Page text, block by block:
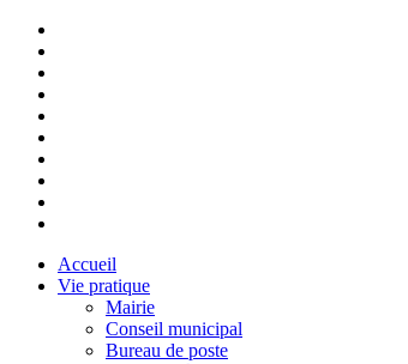
Accueil
Vie pratique
Mairie
Conseil municipal
Bureau de poste